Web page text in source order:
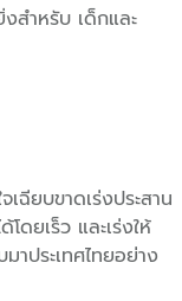
สำหรับ เด็กและ
ยบขาดเร่งประสาน
ดยเร็ว และเร่งให้
าประเทศไทยอย่าง